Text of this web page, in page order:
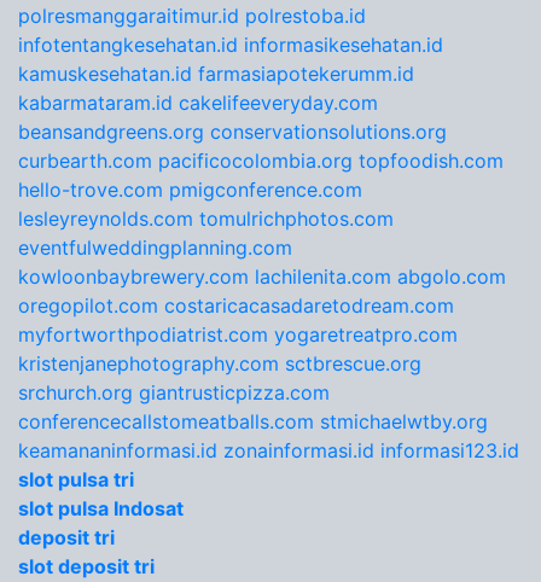
polresmanggaraitimur.id polrestoba.id
infotentangkesehatan.id informasikesehatan.id
kamuskesehatan.id farmasiapotekerumm.id
kabarmataram.id cakelifeeveryday.com
beansandgreens.org conservationsolutions.org
curbearth.com pacificocolombia.org topfoodish.com
hello-trove.com pmigconference.com
lesleyreynolds.com tomulrichphotos.com
eventfulweddingplanning.com
kowloonbaybrewery.com lachilenita.com abgolo.com
oregopilot.com costaricacasadaretodream.com
myfortworthpodiatrist.com yogaretreatpro.com
kristenjanephotography.com sctbrescue.org
srchurch.org giantrusticpizza.com
conferencecallstomeatballs.com stmichaelwtby.org
keamananinformasi.id zonainformasi.id informasi123.id
slot pulsa tri
slot pulsa Indosat
deposit tri
slot deposit tri